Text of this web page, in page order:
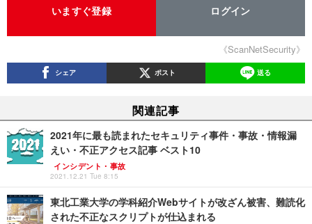
いますぐ登録 ログイン
《ScanNetSecurity》
シェア ポスト 送る
関連記事
2021年に最も読まれたセキュリティ事件・事故・情報漏
えい・不正アクセス記事 ベスト10
インシデント・事故
2021.12.21 Tue 8:15
東北工業大学の学科紹介Webサイトが改ざん被害、難読化
された不正なスクリプトが仕込まれる